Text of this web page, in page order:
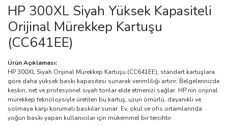
HP 300XL Siyah Yüksek Kapasiteli
Orijinal Mürekkep Kartuşu
(CC641EE)
Ürün Açıklaması:
HP 300XL Siyah Orijinal Mürekkep Kartuşu (CC641EE), standart kartuşlara
göre daha yüksek baskı kapasitesi sunarak verimliliği artırır. Belgelerinizde
keskin, net ve profesyonel siyah tonlar elde etmenizi sağlar. HP’nin orijinal
mürekkep teknolojisiyle üretilen bu kartuş, uzun ömürlü, dayanıklı ve
solmaya karşı korumalı baskılar sunar. Ev, okul ve ofis ortamlarında
yoğun baskı yapan kullanıcılar için mükemmel bir tercihtir.